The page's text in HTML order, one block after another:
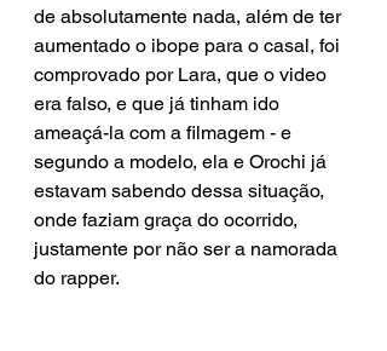
de absolutamente nada, além de ter
aumentado o ibope para o casal, foi
comprovado por Lara, que o video
era falso, e que já tinham ido
ameaçá-la com a filmagem - e
segundo a modelo, ela e Orochi já
estavam sabendo dessa situação,
onde faziam graça do ocorrido,
justamente por não ser a namorada
do rapper.